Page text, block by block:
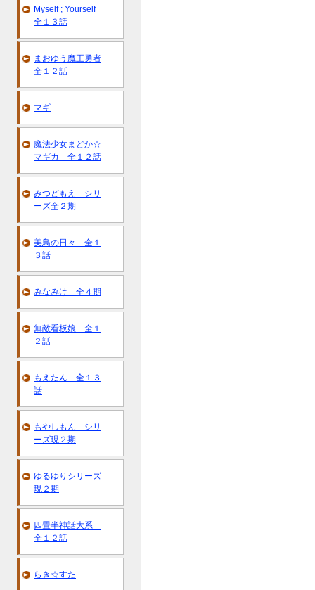
Myself ; Yourself
全１３話
まおゆう魔王勇者
全１２話
マギ
魔法少女まどか☆
マギカ 全１２話
みつどもえ シリ
ーズ全２期
美鳥の日々 全１
３話
みなみけ 全４期
無敵看板娘 全１
２話
もえたん 全１３
話
もやしもん シリ
ーズ現２期
ゆるゆりシリーズ
現２期
四畳半神話大系
全１２話
らき☆すた